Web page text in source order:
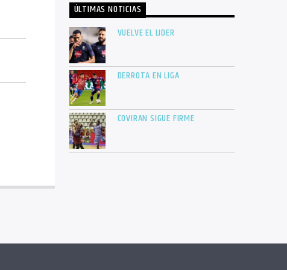
ÚLTIMAS NOTICIAS
VUELVE EL LIDER
DERROTA EN LIGA
COVIRAN SIGUE FIRME